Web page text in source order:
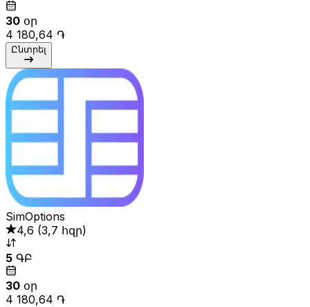
30 օր
4 180,64 ֏
Ընտրել
SimOptions
4,6 (3,7 հզր)
5 ԳԲ
30 օր
4 180,64 ֏